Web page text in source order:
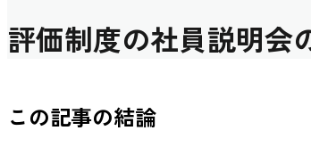
評価制度の社員説明会
この記事の結論